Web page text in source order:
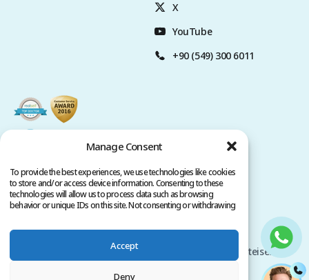
Manage Consent
To provide the best experiences, we use technologies like cookies
to store and/or access device information. Consenting to these
technologies will allow us to process data such as browsing
behavior or unique IDs on this site. Not consenting or withdrawing
Accept
Deny
X
YouTube
+90 (549) 300 6011
Privatumo Politika
Paslaugų Terminai
Autorių teisės @ 2026 www.clinicana.com. Visos teisės
saugomos.